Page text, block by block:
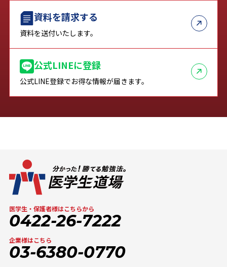
資料を請求する
資料を送付いたします。
公式LINEに登録
公式LINE登録でお得な情報が届きます。
医学生・保護者様はこちらから
0422-26-7222
企業様はこちら
03-6380-0770